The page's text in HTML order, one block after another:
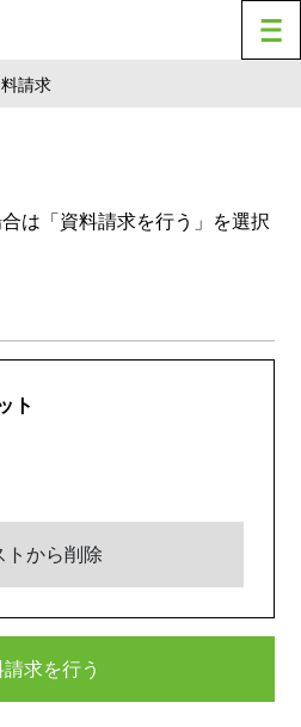
請求
は「資料請求を行う」を選択
ト
トから削除
請求を行う